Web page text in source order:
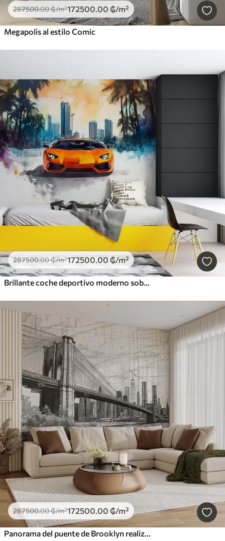
287500.00₲/m²172500.00 ₲/m²
Megapolis al estilo Comic
287500.00₲/m²172500.00 ₲/m²
Brillante coche deportivo moderno sobre el fondo de palmeras y rascacielos en técnica de acuarela a la prima
287500.00₲/m²172500.00 ₲/m²
Panorama del puente de Brooklyn realizado con una técnica retro abocetada con líneas y arañazos